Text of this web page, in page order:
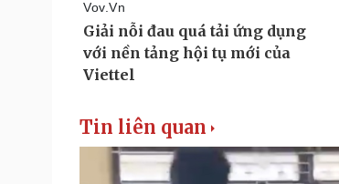
Tin liên quan